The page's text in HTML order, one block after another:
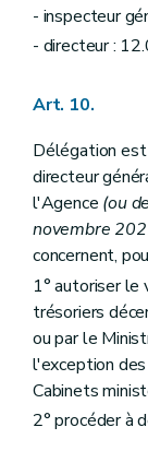
- inspecteur
- directeur :
Art. 10.
Délégation est
directeur
l'Agence (ou
novembre
concernent,
1° autoriser le
trésoriers
ou par le
l'exception
Cabinets
2° procéder à